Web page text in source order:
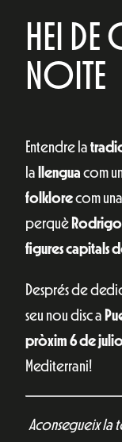
HEI DE
NOITE
Entendre la
la llengua com
folklorecom
perquè Rodrigo
figures capitals
Després de
seu nou disc a
pròxim 6 de
Mediterrani!
Aconsegueix la